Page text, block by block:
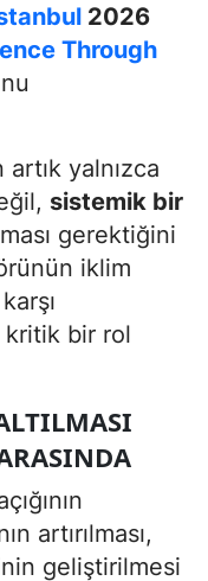
2026
Through
yalnızca
sistemik bir
gerektiğini
iklim
kritik bir rol
artırılması,
geliştirilmesi